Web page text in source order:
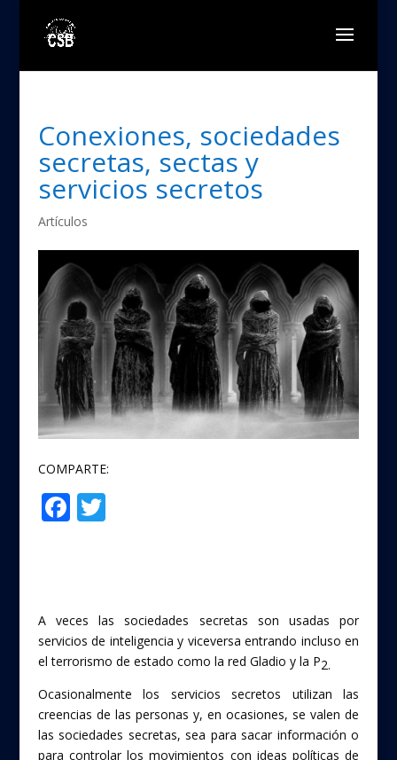
Conexiones, sociedades
secretas, sectas y
servicios secretos
Artículos
COMPARTE:
F
o
o
k
T
A veces las sociedades secretas son usadas por
servicios de inteligencia y viceversa entrando incluso en
el terrorismo de estado como la red Gladio y la P2.
Ocasionalmente los servicios secretos utilizan las
creencias de las personas y, en ocasiones, se valen de
las sociedades secretas, sea para sacar información o
para controlar los movimientos con ideas políticas de